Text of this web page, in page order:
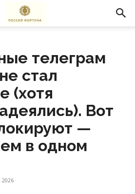
телеграм
стал
(хотя
Вот
—
в одном
2026